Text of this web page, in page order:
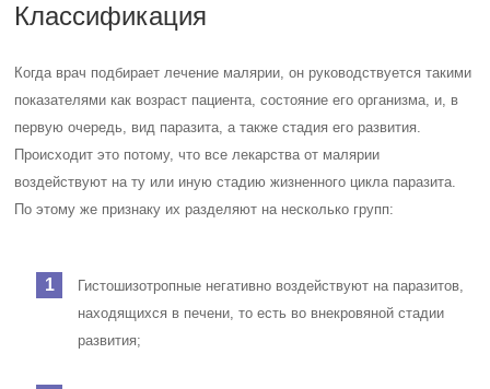
Классификация
Когда врач подбирает лечение малярии, он руководствуется такими
показателями как возраст пациента, состояние его организма, и, в
первую очередь, вид паразита, а также стадия его развития.
Происходит это потому, что все лекарства от малярии
воздействуют на ту или иную стадию жизненного цикла паразита.
По этому же признаку их разделяют на несколько групп:
Гистошизотропные негативно воздействуют на паразитов,
находящихся в печени, то есть во внекровяной стадии
развития;